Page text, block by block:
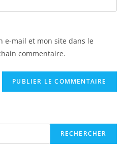
e-mail et mon site dans le
commentaire.
RECHERCHER